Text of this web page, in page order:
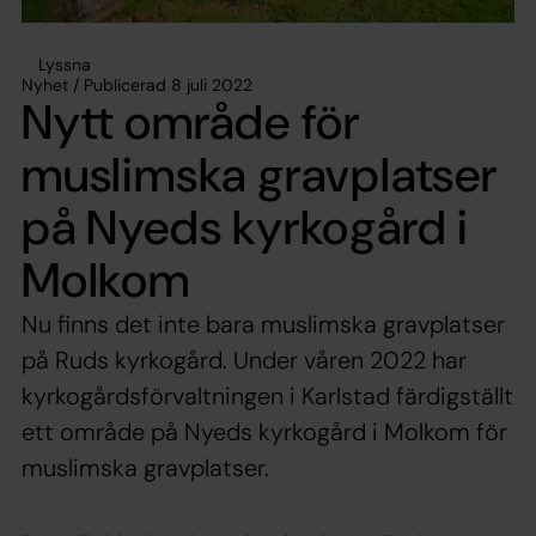
Lyssna
Nyhet / Publicerad 8 juli 2022
Nytt område för
muslimska gravplatser
på Nyeds kyrkogård i
Molkom
Nu finns det inte bara muslimska gravplatser
på Ruds kyrkogård. Under våren 2022 har
kyrkogårdsförvaltningen i Karlstad färdigställt
ett område på Nyeds kyrkogård i Molkom för
muslimska gravplatser.